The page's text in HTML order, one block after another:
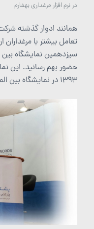
درنرم افزار مرغداری بهفارم
همانند ادوار گذشته
تعامل بیشتر با مرغداران
سیزدهمین نمایشگاه
1393 در نمایشگاه بین المللی تهران برگزار گردید.